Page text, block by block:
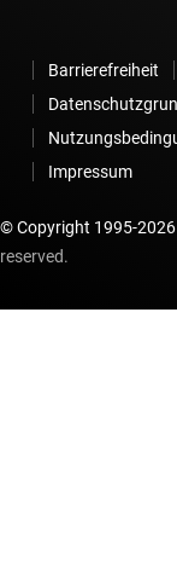
Barrierefreiheit
Impressum
© Copyright 1995-2026
reserved.